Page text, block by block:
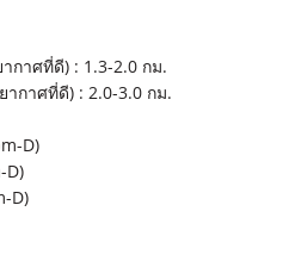
าศที่ดี) : 1.3-2.0 กม.
กาศที่ดี) : 2.0-3.0 กม.
D)
D)
D)